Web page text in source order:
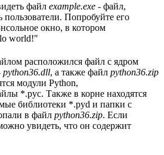
файл example.exe - файл,
пользователи. Попробуйте его
окно, в котором
world!"
расположился файл с ядром
python36.dll, а также файл python36.zip
модули Python,
*.pyc. Также в корне находятся
библиотеки *.pyd и папки с
в файл python36.zip. Если
увидеть, что он содержит